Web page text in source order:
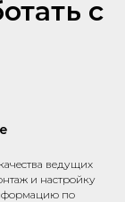
с
ведущих
и настройку
по